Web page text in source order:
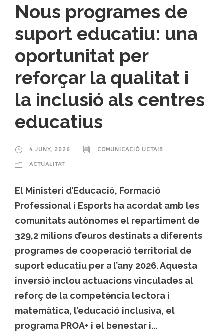
Nous programes de
suport educatiu: una
oportunitat per
reforçar la qualitat i
la inclusió als centres
educatius
4 JUNY, 2026 COMUNICACIÓ UCTAIB
ACTUALITAT
El Ministeri d’Educació, Formació
Professional i Esports ha acordat amb les
comunitats autònomes el repartiment de
329,2 milions d’euros destinats a diferents
programes de cooperació territorial de
suport educatiu per a l’any 2026. Aquesta
inversió inclou actuacions vinculades al
reforç de la competència lectora i
matemàtica, l’educació inclusiva, el
programa PROA+ i el benestar i...